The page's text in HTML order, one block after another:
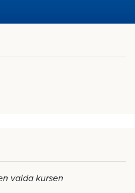
valda kursen